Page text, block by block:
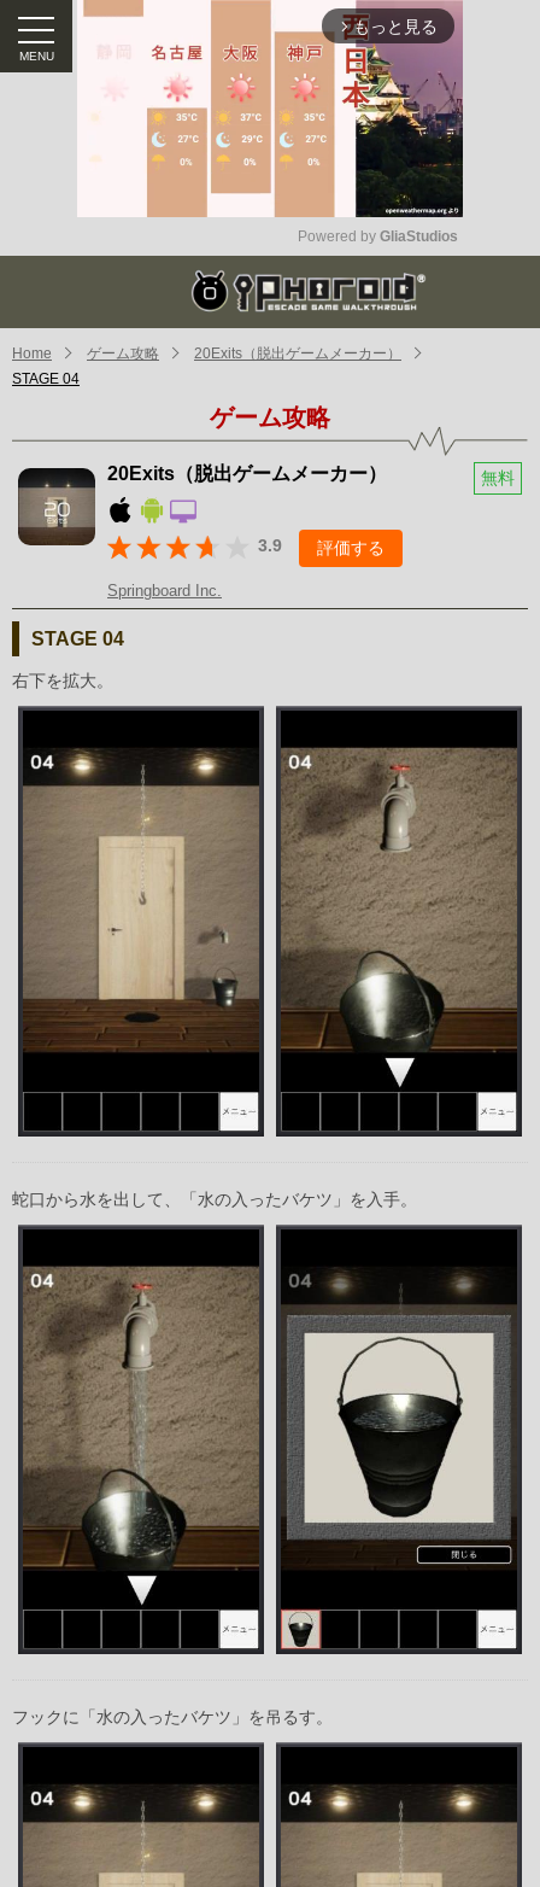
arrow_forward_ios もっと見る
Mute
Powered by GliaStudios
Home ゲーム攻略
20Exits（脱出ゲームメーカー）
STAGE 04
ゲーム攻略
20Exits（脱出ゲームメーカー） 無料
3.9 評価する
Springboard Inc.
STAGE 04
右下を拡大。
蛇口から水を出して、「水の入ったバケツ」を入手。
フックに「水の入ったバケツ」を吊るす。